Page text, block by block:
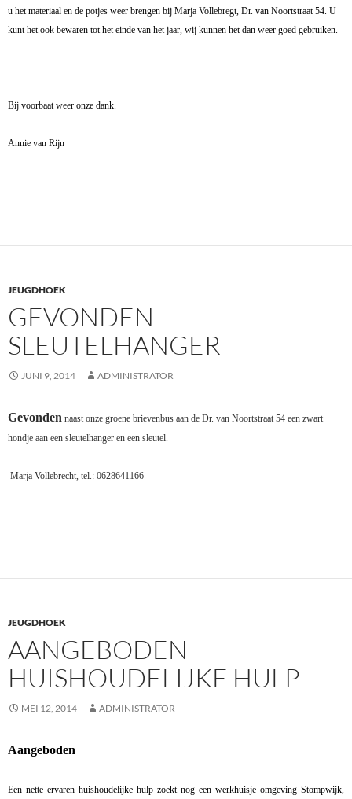
u het materiaal en de potjes weer brengen bij Marja Vollebregt, Dr. van Noortstraat 54. U
kunt het ook bewaren tot het einde van het jaar, wij kunnen het dan weer goed gebruiken.
Bij voorbaat weer onze dank.
Annie van Rijn
JEUGDHOEK
GEVONDEN
SLEUTELHANGER
JUNI 9, 2014 ADMINISTRATOR
Gevonden naast onze groene brievenbus aan de Dr. van Noortstraat 54 een zwart
hondje aan een sleutelhanger en een sleutel.
Marja Vollebrecht, tel.: 0628641166
JEUGDHOEK
AANGEBODEN
HUISHOUDELIJKE HULP
MEI 12, 2014 ADMINISTRATOR
Aangeboden
Een nette ervaren huishoudelijke hulp zoekt nog een werkhuisje omgeving Stompwijk,